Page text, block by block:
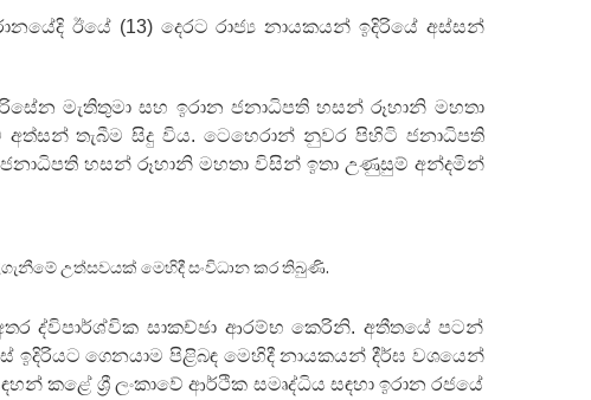
ඊයේ (13) දෙරට රාජ්‍ය නායකයන් ඉදිරියේ අස්සන්
මැතිතුමා සහ ඉරාන ජනාධිපති හසන් රූහානි මහතා
තැබීම සිදු විය. ටෙහෙරාන් නුවර පිහිටි ජනාධිපති
ජනාධිපති හසන් රූහානි මහතා විසින් ඉතා උණුසුම් අන්දමින්
උත්සවයක් මෙහිදී සංවිධාන කර තිබුණි.
ද්විපාර්ශ්වික සාකච්ඡා ආරම්භ කෙරිනි. අතීතයේ පටන්
ඉදිරියට ගෙනයාම පිළිබඳ මෙහිදී නායකයන් දීර්ඝ වශයෙන්
කළේ ශ්‍රී ලංකාවේ ආර්ථික සමෘද්ධිය සඳහා ඉරාන රජයේ